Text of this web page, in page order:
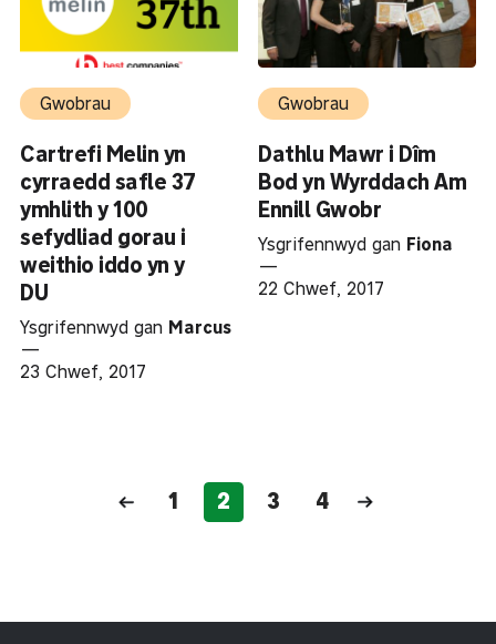
Gwobrau
Cartrefi Melin yn
cyrraedd safle 37
ymhlith y 100
sefydliad gorau i
weithio iddo yn y
DU
Ysgrifennwyd gan Marcus
—
23 Chwef, 2017
Gwobrau
Dathlu Mawr i Dîm
Bod yn Wyrddach Am
Ennill Gwobr
Ysgrifennwyd gan Fiona
—
22 Chwef, 2017
1 2 3 4